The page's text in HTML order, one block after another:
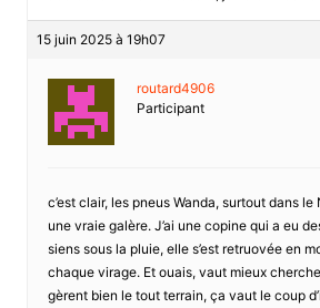
15 juin 2025 à 19h07
routard4906
Participant
c’est clair, les pneus Wanda, surtout dans
une vraie galère. J’ai une copine qui a eu
siens sous la pluie, elle s’est retruovée en
chaque virage. Et ouais, vaut mieux
gèrent bien le tout terrain, ça vaut le coup